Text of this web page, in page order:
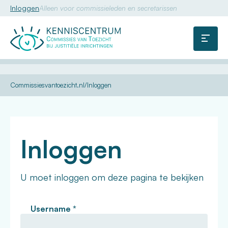
Commissie
Menu
InloggenAlleen voor commissieleden en secretarissen
U
hier:
Commissiesvantoezicht.nl Inloggen
Inloggen
U moet inloggen om deze pagina te bekijken
Username *